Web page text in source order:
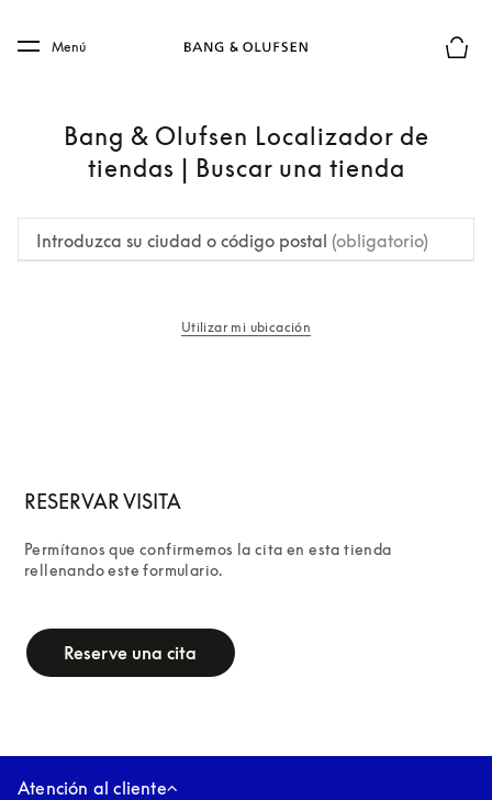
Skip to main footer
Menú
Bang & Olufsen Localizador de
tiendas | Buscar una tienda
Introduzca su ciudad o código postal (obligatorio)
Utilizar mi ubicación
RESERVAR VISITA
Permítanos que confirmemos la cita en esta tienda
rellenando este formulario.
Reserve una cita
Atención al cliente